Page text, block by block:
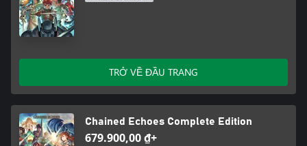
TRỞ VỀ ĐẦU TRANG
Chained Echoes Complete Edition
679.900,00 ₫+